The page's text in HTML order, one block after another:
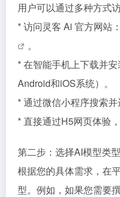
用户可以通过多种方式
* 访问灵客 Ai 官方网站：
。
* 在智能手机上下载并
Android和iOS系统）。
* 通过微信小程序搜索并
* 直接通过H5网页体验，
第二步：选择AI模型类型
根据您的具体需求，在
型。例如，如果您需要